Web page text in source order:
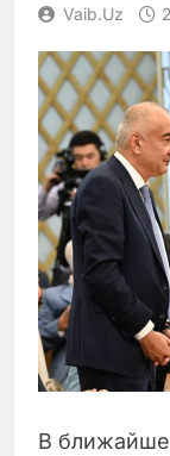
Vaib.uz
В